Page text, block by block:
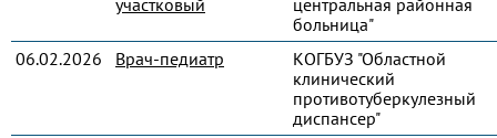
участковый
центральная районная
больница"
06.02.2026
Врач-педиатр
КОГБУЗ "Областной
клинический
противотуберкулезный
диспансер"